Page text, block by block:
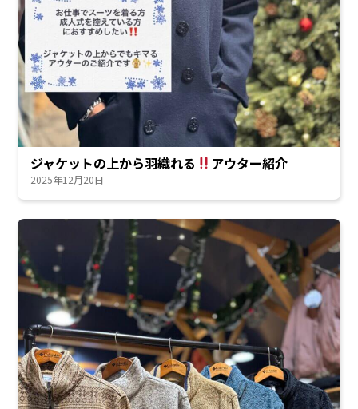
ジャケットの上から羽織れる アウター紹介
2025年12月20日